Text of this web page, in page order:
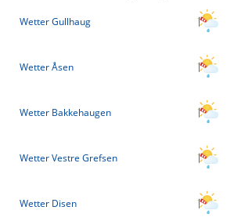
Wetter Gullhaug
Wetter Åsen
Wetter Bakkehaugen
Wetter Vestre Grefsen
Wetter Disen